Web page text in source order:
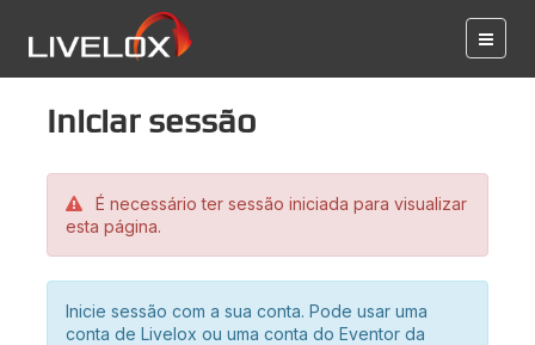
Iniciar sessão
É necessário ter sessão iniciada para visualizar
esta página.
Inicie sessão com a sua conta. Pode usar uma
conta de Livelox ou uma conta do Eventor da